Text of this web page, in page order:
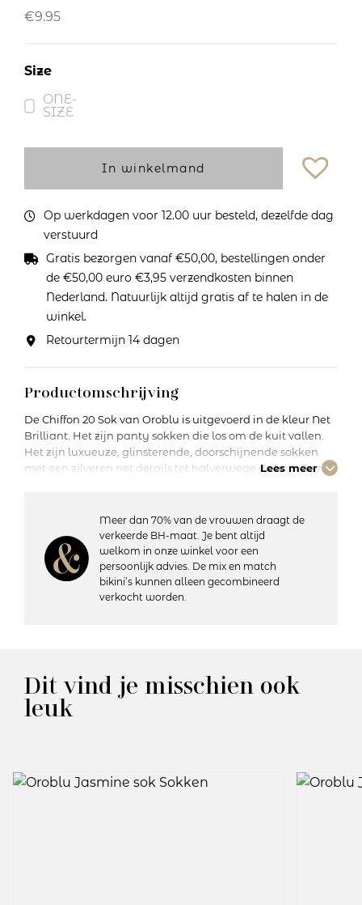
€9.95
Size
ONE-
SIZE
In winkelmand
Op werkdagen voor 12.00 uur besteld, dezelfde dag
verstuurd
Gratis bezorgen vanaf €50,00, bestellingen onder
de €50,00 euro €3,95 verzendkosten binnen
Nederland. Natuurlijk altijd gratis af te halen in de
winkel.
Retourtermijn 14 dagen
Productomschrijving
De Chiffon 20 Sok van Oroblu is uitgevoerd in de kleur Net
Brilliant. Het zijn panty sokken die los om de kuit vallen.
Het zijn luxueuze, glinsterende, doorschijnende sokken
met een zilveren net details tot halverwege de kuit. Deze
Details:
– Dikte: 20 denier
– Losvallende kniekous
Kleurcode: X75
Lees meer
Meer dan 70% van de vrouwen draagt de
verkeerde BH-maat. Je bent altijd
welkom in onze winkel voor een
persoonlijk advies. De mix en match
bikini’s kunnen alleen gecombineerd
verkocht worden.
Dit vind je misschien ook
leuk